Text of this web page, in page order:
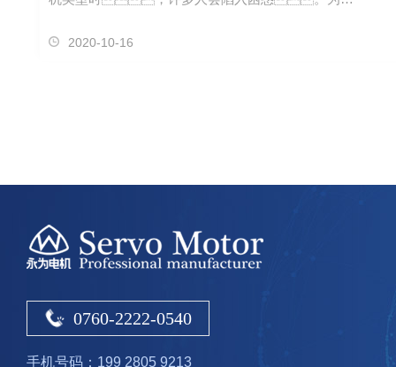
2020-10-16
0760-2222-0540
手机号码：199 2805 9213